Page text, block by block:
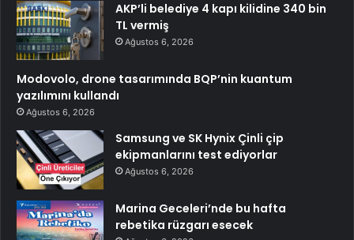
AKP’li belediye 4 kapı kilidine 340 bin
TL vermiş
Ağustos 6, 2026
Modovolo, drone tasarımında BQP’nin kuantum
yazılımını kullandı
Ağustos 6, 2026
Samsung ve SK Hynix Çinli çip
ekipmanlarını test ediyorlar
Ağustos 6, 2026
Marina Geceleri’nde bu hafta
rebetika rüzgarı esecek